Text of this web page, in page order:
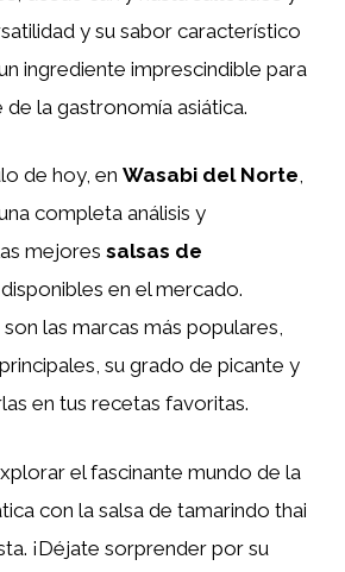
y su sabor característico
ingrediente imprescindible para
la gastronomía asiática.
de hoy, en Wasabi del Norte,
completa análisis y
mejores salsas de
disponibles en el mercado.
las marcas más populares,
su grado de picante y
en tus recetas favoritas.
el fascinante mundo de la
con la salsa de tamarindo thai
¡Déjate sorprender por su